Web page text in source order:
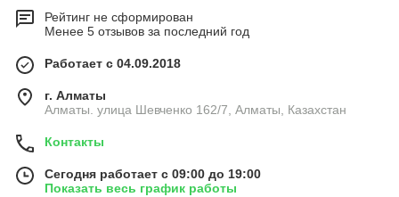
Рейтинг не сформирован
Менее 5 отзывов за последний год
Работает с 04.09.2018
г. Алматы
Алматы. улица Шевченко 162/7, Алматы, Казахстан
Контакты
Сегодня работает с 09:00 до 19:00
Показать весь график работы